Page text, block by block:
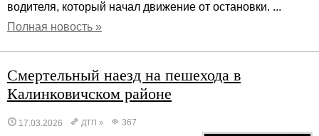
водителя, который начал движение от остановки. ...
Полная новость »
Смертельный наезд на пешехода в
Калинковичском районе
17.03.2026 ДТП » 367